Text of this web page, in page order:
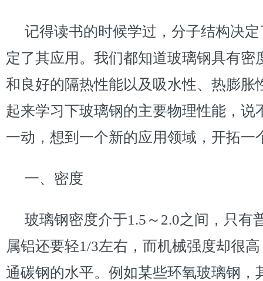
记得读书的时候学过，分子结构决
定了其应用。我们都知道玻璃钢具有密
和良好的隔热性能以及吸水性、热膨胀
起来学习下玻璃钢的主要物理性能，说
一动，想到一个新的应用领域，开拓一
一、密度
玻璃钢密度介于1.5～2.0之间，只有
属铝还要轻1/3左右，而机械强度却很
通碳钢的水平。例如某些环氧玻璃钢，